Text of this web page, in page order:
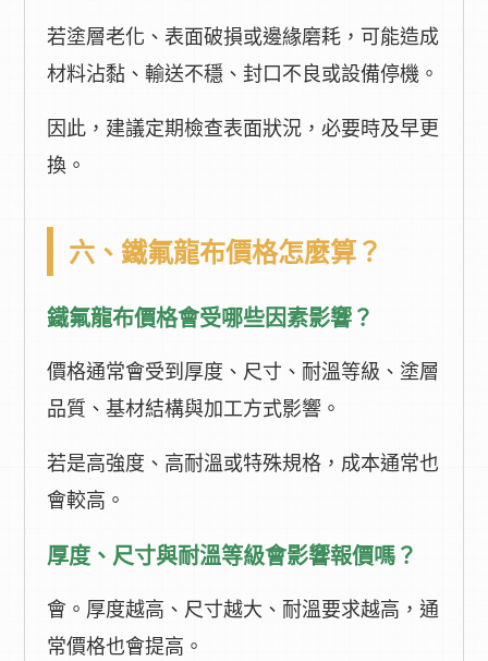
若塗層老化、表面破損或邊緣磨耗，可能造成
材料沾黏、輸送不穩、封口不良或設備停機。
因此，建議定期檢查表面狀況，必要時及早更
換。
六、鐵氟龍布價格怎麼算？
鐵氟龍布價格會受哪些因素影響？
價格通常會受到厚度、尺寸、耐溫等級、塗層
品質、基材結構與加工方式影響。
若是高強度、高耐溫或特殊規格，成本通常也
會較高。
厚度、尺寸與耐溫等級會影響報價嗎？
會。厚度越高、尺寸越大、耐溫要求越高，通
常價格也會提高。